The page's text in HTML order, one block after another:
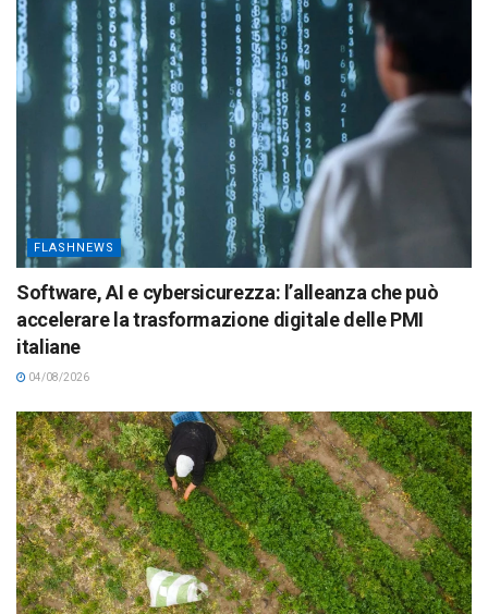
FLASHNEWS
Software, AI e cybersicurezza: l’alleanza che può
accelerare la trasformazione digitale delle PMI
italiane
04/08/2026